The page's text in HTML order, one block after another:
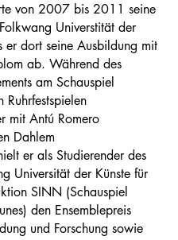
von 2007 bis 2011 seine
Universtität der
er dort seine Ausbildung mit
ab. Während des
am Schauspiel
mit Antú Romero
Dahlem
er als Studierender des
Universität der Künste für
SINN (Schauspiel
den Ensemblepreis
und Forschung sowie